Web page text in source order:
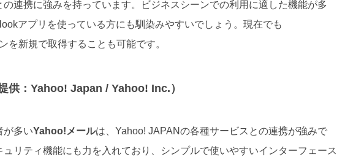
連携に強みを持っています。ビジネスシーンでの利用に適した機能が多
アプリを使っている方にも馴染みやすいでしょう。現在でも
を新規で取得することも可能です。
供：Yahoo! Japan / Yahoo! Inc.）
が多いYahoo!メールは、Yahoo! JAPANの各種サービスとの連携が強みで
リティ機能にも力を入れており、シンプルで使いやすいインターフェース